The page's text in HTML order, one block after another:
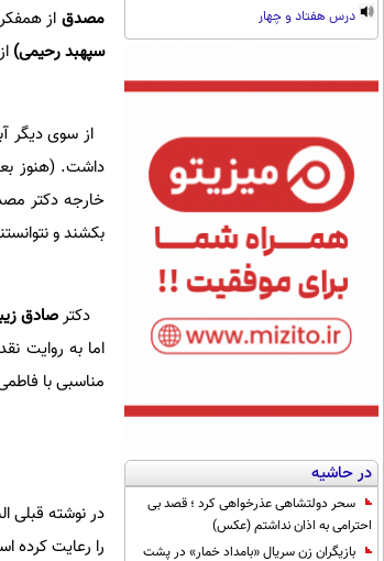
درس هفتاد و چهار
در حاشیه
سحر دولتشاهی عذرخواهی کرد ؛ قصد بی
احترامی به اذان نداشتم (عکس)
بازیگران زن سریال «بامداد خمار» در پشت
مصدقاز
سپهبد رحیمی)
از سوی دیگر
بکشند و
دکترصادق
اما به روایت
مناسبی با
در نوشته قبلی
را رعایت